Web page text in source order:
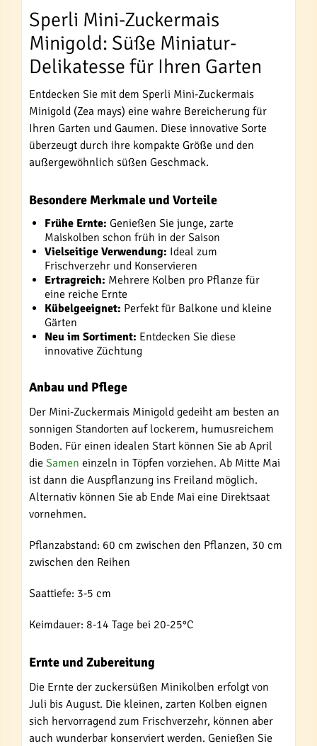
Sperli Mini-Zuckermais
Minigold: Süße Miniatur-
Delikatesse für Ihren Garten
Entdecken Sie mit dem Sperli Mini-Zuckermais
Minigold (Zea mays) eine wahre Bereicherung für
Ihren Garten und Gaumen. Diese innovative Sorte
überzeugt durch ihre kompakte Größe und den
außergewöhnlich süßen Geschmack.
Besondere Merkmale und Vorteile
Frühe Ernte: Genießen Sie junge, zarte
Maiskolben schon früh in der Saison
Vielseitige Verwendung: Ideal zum
Frischverzehr und Konservieren
Ertragreich: Mehrere Kolben pro Pflanze für
eine reiche Ernte
Kübelgeeignet: Perfekt für Balkone und kleine
Gärten
Neu im Sortiment: Entdecken Sie diese
innovative Züchtung
Anbau und Pflege
Der Mini-Zuckermais Minigold gedeiht am besten an
sonnigen Standorten auf lockerem, humusreichem
Boden. Für einen idealen Start können Sie ab April
die Samen einzeln in Töpfen vorziehen. Ab Mitte Mai
ist dann die Auspflanzung ins Freiland möglich.
Alternativ können Sie ab Ende Mai eine Direktsaat
vornehmen.
Pflanzabstand: 60 cm zwischen den Pflanzen, 30 cm
zwischen den Reihen
Saattiefe: 3-5 cm
Keimdauer: 8-14 Tage bei 20-25°C
Ernte und Zubereitung
Die Ernte der zuckersüßen Minikolben erfolgt von
Juli bis August. Die kleinen, zarten Kolben eignen
sich hervorragend zum Frischverzehr, können aber
auch wunderbar konserviert werden. Genießen Sie